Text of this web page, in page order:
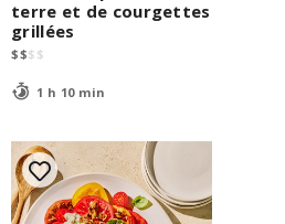
terre et de courgettes
grillées
$$$ $
1 h 10 min